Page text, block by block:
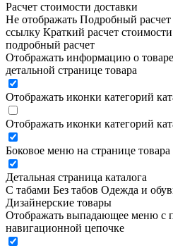
Расчет стоимости доставки
Не отображать Подробный
ссылку Краткий расчет
подробный расчет
Отображать информацию о
детальной странице товара
Отображать иконки категорий
Отображать иконки категорий
Боковое меню на странице товара
Детальная страница каталога
С табами Без табов Одежда и
Дизайнерские товары
Отображать выпадающее меню с
навигационной цепочке